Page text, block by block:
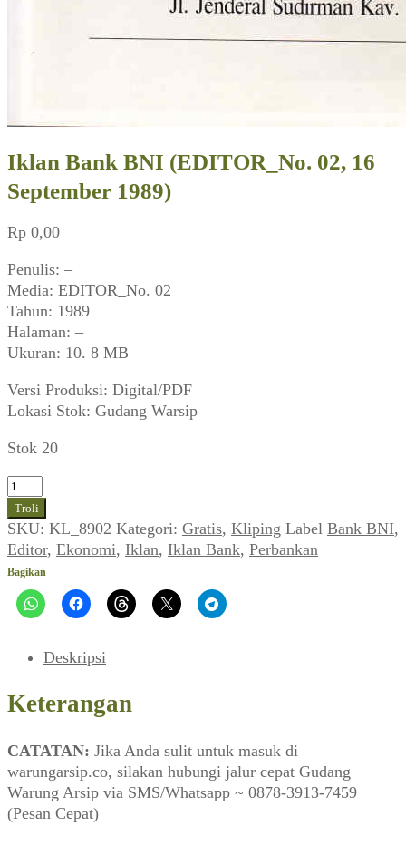
Iklan Bank BNI (EDITOR_No. 02, 16
September 1989)
Rp 0,00
Penulis: –
Media: EDITOR_No. 02
Tahun: 1989
Halaman: –
Ukuran: 10. 8 MB
Versi Produksi: Digital/PDF
Lokasi Stok: Gudang Warsip
Stok 20
Kuantitas
Iklan
Bank
BNI
(EDITOR_No.
02,
16
1989)
Troli
SKU: KL_8902 Kategori: Gratis, Kliping Label Bank BNI,
Editor, Ekonomi, Iklan, Iklan Bank, Perbankan
Bagikan
Deskripsi
Keterangan
CATATAN: Jika Anda sulit untuk masuk di
warungarsip.co, silakan hubungi jalur cepat Gudang
Warung Arsip via SMS/Whatsapp ~ 0878-3913-7459
(Pesan Cepat)